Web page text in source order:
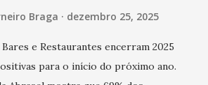
Braga dezembro 25, 2025
e Restaurantes encerram 2025
para o início do próximo ano.